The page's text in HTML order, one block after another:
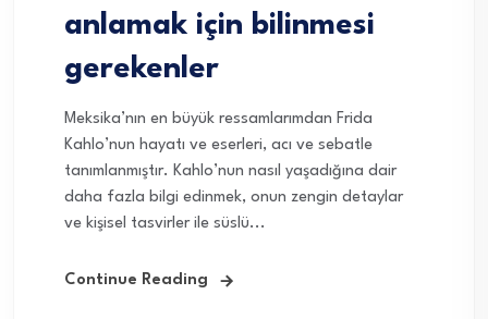
anlamak için bilinmesi
gerekenler
Meksika’nın en büyük ressamlarımdan Frida
Kahlo’nun hayatı ve eserleri, acı ve sebatle
tanımlanmıştır. Kahlo’nun nasıl yaşadığına dair
daha fazla bilgi edinmek, onun zengin detaylar
ve kişisel tasvirler ile süslü...
Continue Reading